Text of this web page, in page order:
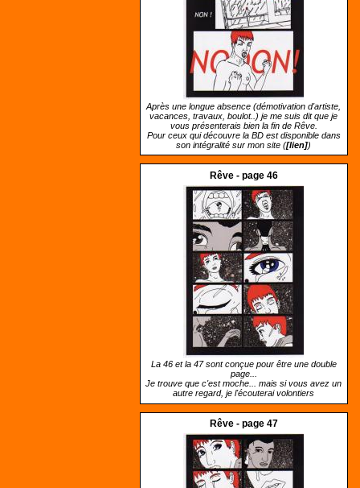
Après une longue absence (démotivation d'artiste,
vacances, travaux, boulot..) je me suis dit que je
vous présenterais bien la fin de Rêve.
Pour ceux qui découvre la BD est disponible dans
son intégralité sur mon site ([lien])
Rêve - page 46
La 46 et la 47 sont conçue pour être une double
page...
Je trouve que c'est moche... mais si vous avez un
autre regard, je l'écouterai volontiers
Rêve - page 47